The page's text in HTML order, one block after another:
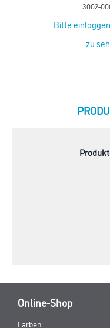
3002-
Bitte
zu
Online-Shop
Farben